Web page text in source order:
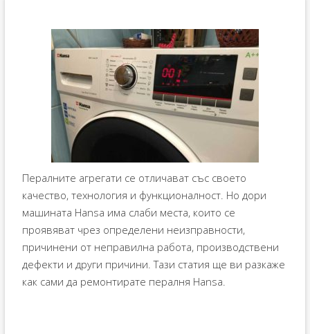
Пералните агрегати се отличават със своето
качество, технология и функционалност. Но дори
машината Hansa има слаби места, които се
проявяват чрез определени неизправности,
причинени от неправилна работа, производствени
дефекти и други причини. Тази статия ще ви разкаже
как сами да ремонтирате пералня Hansa.